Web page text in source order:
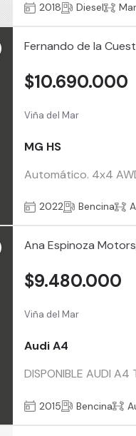
2018 Diesel
Fernando de la
Viña del Mar
MG HS
Automático. 4x4
$10.690.000
2022 Bencina
Ana Espinoza Motors
Viña del Mar
Audi A4
DISPONIBLE AUDI
$9.480.000
2015 Bencina